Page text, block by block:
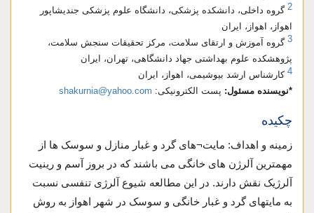
2 گروه داخلی، دانشکده پزشکی، دانشگاه علوم پزشکی جندیشاپور
اهواز، اهواز، ایران
3 گروه آموزش و ارتقای سلامت، مركز تحقيقات سنجش سلامت،
پژوهشکده علوم بهداشتی جهاد دانشگاهی، تهران، ایران
4 كارشناس ارشد بيوشيمی، اهواز، ایران
*نویسنده مسئول: پست الکترونیکی: shakurnia@yahoo.com
چکیده
زمینه و اهداف: مایت¬های گرد و غبار منازل و سوسک ها از
مهمترین آلرژن های خانگی می باشند که در بروز آسم و رینیت
آلرژیک نقش دارند. در این مطالعه شیوع آلرژی تنفسی نسبت
به مایتهای گرد و غبار خانگی و سوسک در شهر اهواز به روش